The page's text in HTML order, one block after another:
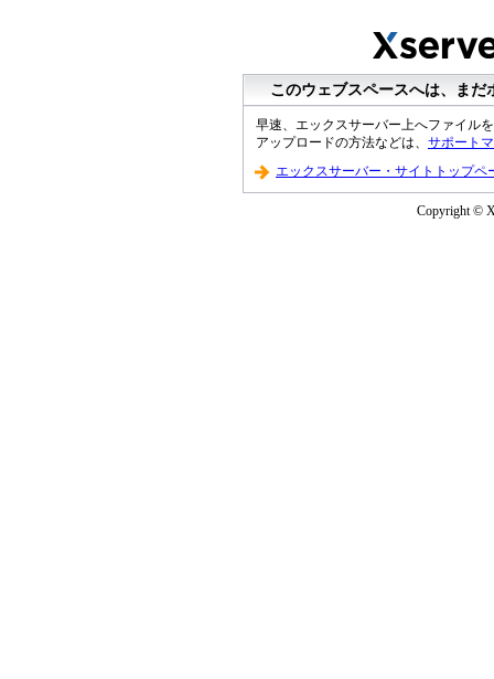
このウェブスペースへは、ま
早速、エックスサーバー上へファイル
アップロードの方法などは、 サポート
エックスサーバー・サイトトップペ
Copyright ©